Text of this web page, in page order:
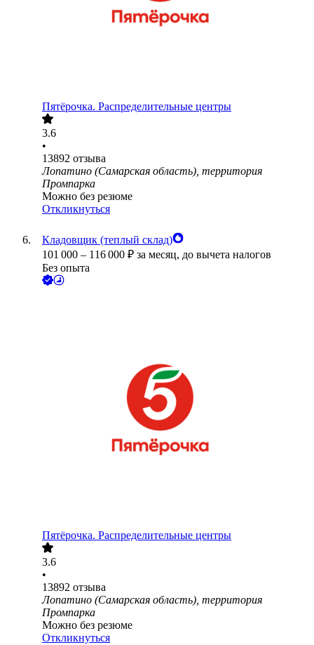
Пятёрочка. Распределительные центры
3.6
•
13892 отзыва
Лопатино (Самарская область), территория
Промпарка
Можно без резюме
Откликнуться
Кладовщик (теплый склад)
101 000 – 116 000 ₽ за месяц, до вычета налогов
Без опыта
Пятёрочка. Распределительные центры
3.6
•
13892 отзыва
Лопатино (Самарская область), территория
Промпарка
Можно без резюме
Откликнуться